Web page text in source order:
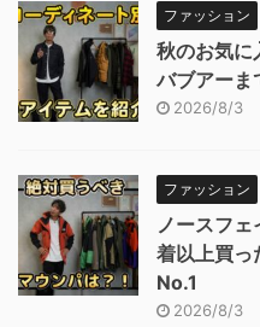
ファッション
秋のお気に
バブアーま
2026/8/3
ファッション
ノースフ
着以上買っ
No.1
2026/8/3